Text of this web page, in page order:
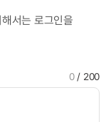
서는 로그인을
0/ 200